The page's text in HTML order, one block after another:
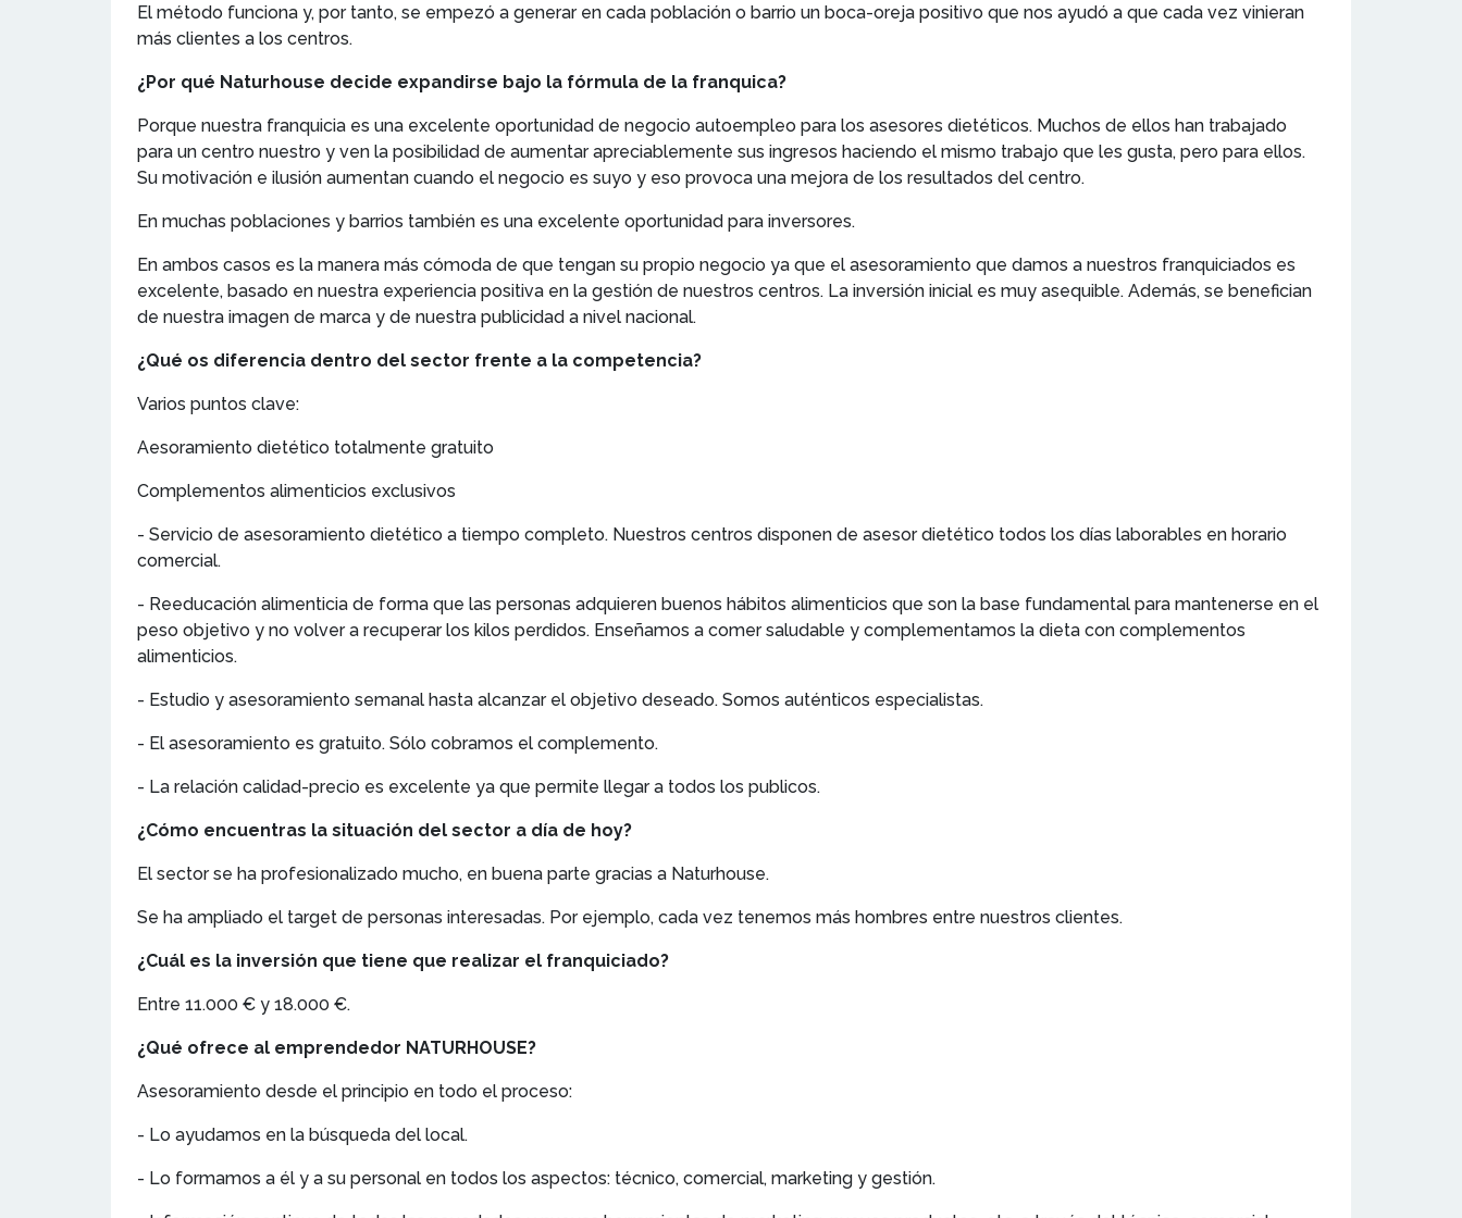
El método funciona y, por tanto, se empezó a generar en cada población o barrio un boca-oreja positivo que nos ayudó a que cada vez vinieran
más clientes a los centros.
¿Por qué Naturhouse decide expandirse bajo la fórmula de la franquica?
Porque nuestra franquicia es una excelente oportunidad de negocio autoempleo para los asesores dietéticos. Muchos de ellos han trabajado
para un centro nuestro y ven la posibilidad de aumentar apreciablemente sus ingresos haciendo el mismo trabajo que les gusta, pero para ellos.
Su motivación e ilusión aumentan cuando el negocio es suyo y eso provoca una mejora de los resultados del centro.
En muchas poblaciones y barrios también es una excelente oportunidad para inversores.
En ambos casos es la manera más cómoda de que tengan su propio negocio ya que el asesoramiento que damos a nuestros franquiciados es
excelente, basado en nuestra experiencia positiva en la gestión de nuestros centros. La inversión inicial es muy asequible. Además, se benefician
de nuestra imagen de marca y de nuestra publicidad a nivel nacional.
¿Qué os diferencia dentro del sector frente a la competencia?
Varios puntos clave:
Aesoramiento dietético totalmente gratuito
Complementos alimenticios exclusivos
- Servicio de asesoramiento dietético a tiempo completo. Nuestros centros disponen de asesor dietético todos los días laborables en horario
comercial.
- Reeducación alimenticia de forma que las personas adquieren buenos hábitos alimenticios que son la base fundamental para mantenerse en el
peso objetivo y no volver a recuperar los kilos perdidos. Enseñamos a comer saludable y complementamos la dieta con complementos
alimenticios.
- Estudio y asesoramiento semanal hasta alcanzar el objetivo deseado. Somos auténticos especialistas.
- El asesoramiento es gratuito. Sólo cobramos el complemento.
- La relación calidad-precio es excelente ya que permite llegar a todos los publicos.
¿Cómo encuentras la situación del sector a día de hoy?
El sector se ha profesionalizado mucho, en buena parte gracias a Naturhouse.
Se ha ampliado el target de personas interesadas. Por ejemplo, cada vez tenemos más hombres entre nuestros clientes.
¿Cuál es la inversión que tiene que realizar el franquiciado?
Entre 11.000 € y 18.000 €.
¿Qué ofrece al emprendedor NATURHOUSE?
Asesoramiento desde el principio en todo el proceso:
- Lo ayudamos en la búsqueda del local.
- Lo formamos a él y a su personal en todos los aspectos: técnico, comercial, marketing y gestión.